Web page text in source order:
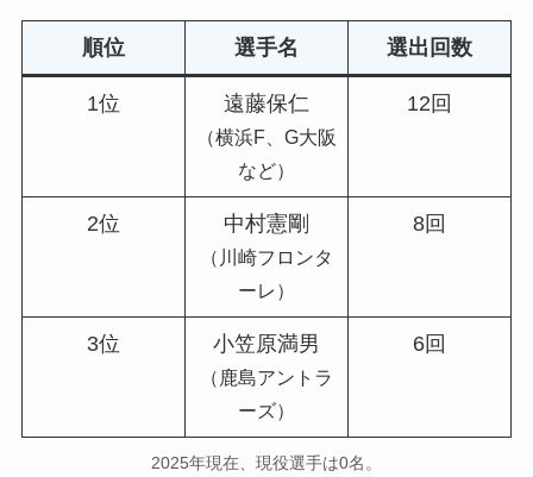
順位 選手名 選出回数
1位 遠藤保仁
（横浜F、G大阪
など）
12回
2位 中村憲剛
（川崎フロンタ
ーレ）
8回
3位 小笠原満男
（鹿島アントラ
ーズ）
6回
2025年現在、現役選手は0名。